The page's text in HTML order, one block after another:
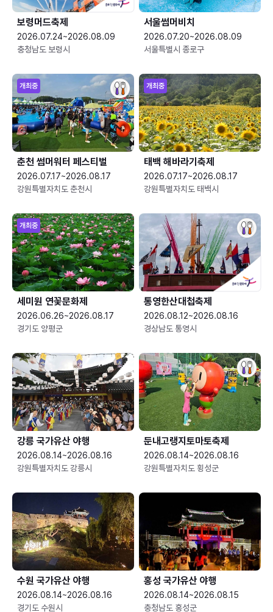
보령머드축제
2026.07.24~2026.08.09
충청남도 보령시
서울썸머비치
2026.07.20~2026.08.09
서울특별시 종로구
개최중
춘천 썸머워터 페스티벌
2026.07.17~2026.08.17
강원특별자치도 춘천시
개최중
태백 해바라기축제
2026.07.17~2026.08.17
강원특별자치도 태백시
개최중
세미원 연꽃문화제
2026.06.26~2026.08.17
경기도 양평군
통영한산대첩축제
2026.08.12~2026.08.16
경상남도 통영시
강릉 국가유산 야행
2026.08.14~2026.08.16
강원특별자치도 강릉시
둔내고랭지토마토축제
2026.08.14~2026.08.16
강원특별자치도 횡성군
수원 국가유산 야행
2026.08.14~2026.08.16
경기도 수원시
홍성 국가유산 야행
2026.08.14~2026.08.15
충청남도 홍성군